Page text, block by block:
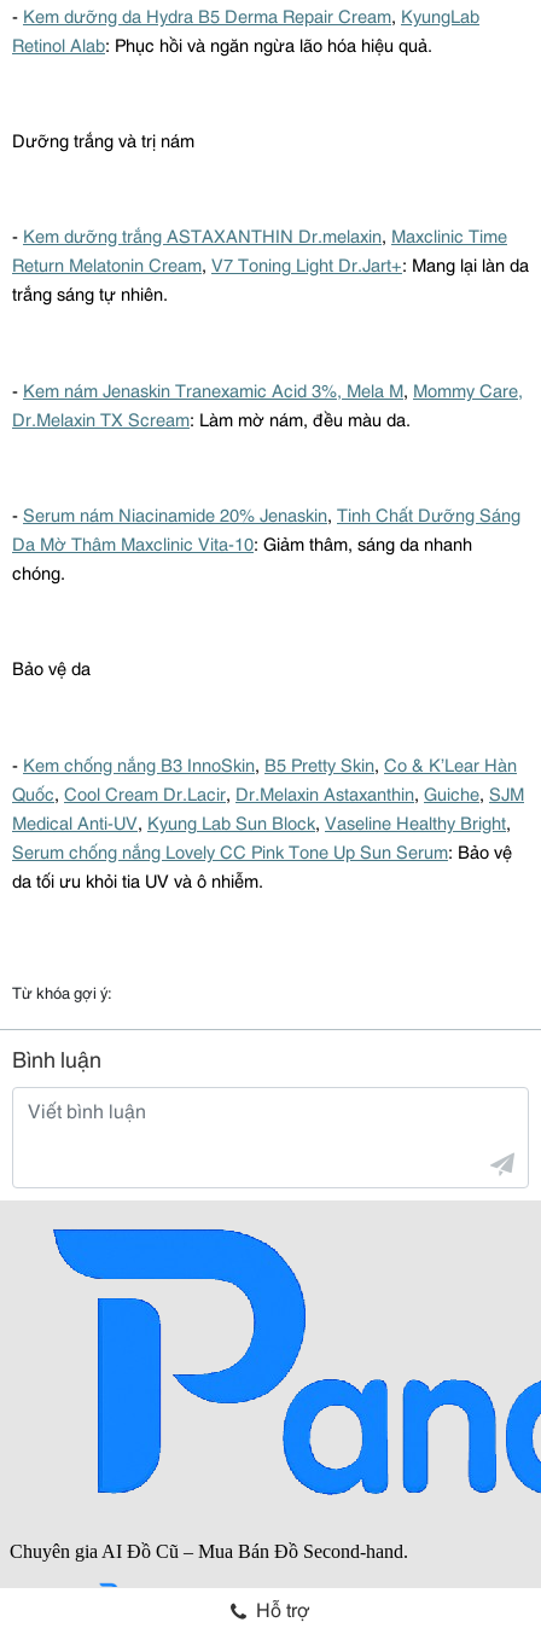
- Kem dưỡng da Hydra B5 Derma RepairCream, KyungLab
RetinolAlab: Phục hồi và ngăn ngừa lão hóa hiệu quả.
Dưỡng trắng và trị nám
- Kem dưỡng trắng ASTAXANTHIN Dr.melaxin, Maxclinic Time
Return MelatoninCream, V7Toning Light Dr.Jart+: Mang lại làn da
trắng sáng tự nhiên.
- Kem námJenaskinTranexamic Acid3%, Mela M, MommyCare,
Dr.MelaxinTX Scream: Làm mờ nám, đều màu da.
-Serum nám Niacinamide20%Jenaskin, Tinh Chất Dưỡng Sáng
Da Mờ Thâm Maxclinic Vita-10: Giảm thâm, sáng da nhanh
chóng.
Bảo vệ da
- Kem chống nắng B3 InnoSkin, B5 PrettySkin, Co & K’Lear Hàn
Quốc, CoolCream Dr.Lacir, Dr.MelaxinAstaxanthin, Guiche, SJM
MedicalAnti-UV, Kyung LabSun Block, Vaseline Healthy Bright,
Serumchống nắng LovelyCC PinkTone UpSunSerum: Bảo vệ
da tối ưu khỏi tia UV và ô nhiễm.
Từ khóa gợi ý:
Bình luận
Hỗ trợ